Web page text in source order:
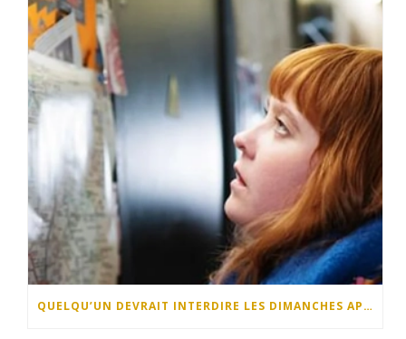
QUELQU’UN DEVRAIT INTERDIRE LES DIMANCHES APRÈS-MIDI